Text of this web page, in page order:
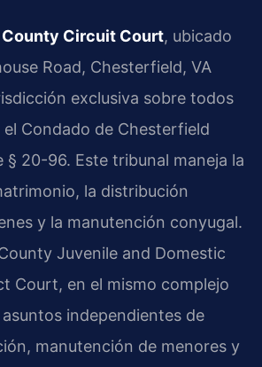
Circuit Court, ubicado
Road, Chesterfield, VA
exclusiva sobre todos
Condado de Chesterfield
§ 20-96. Este tribunal maneja la
la distribución
y la manutención conyugal.
Juvenile and Domestic
Court, en el mismo complejo
independientes de
manutención de menores y